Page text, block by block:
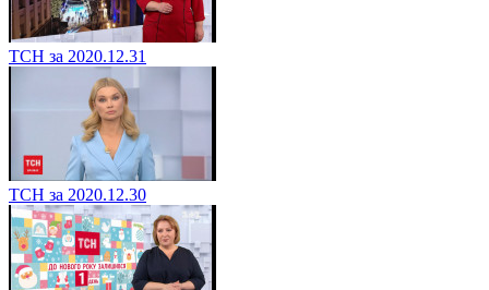
ТСН за 2020.12.31
ТСН за 2020.12.30